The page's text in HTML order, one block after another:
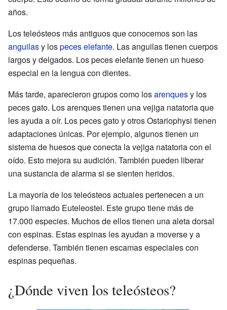
años.
Los teleósteos más antiguos que conocemos son las
anguilasy lospeces elefante. Las anguilas tienen cuerpos
largos y delgados. Los peces elefante tienen un hueso
especial en la lengua con dientes.
Más tarde, aparecieron grupos como losarenquesy los
peces gato. Los arenques tienen una vejiga natatoria que
les ayuda a oír. Los peces gato y otros Ostariophysi tienen
adaptaciones únicas. Por ejemplo, algunos tienen un
sistema de huesos que conecta la vejiga natatoria con el
oído. Esto mejora su audición. También pueden liberar
una sustancia de alarma si se sienten heridos.
La mayoría de los teleósteos actuales pertenecen a un
grupo llamado Euteleostei. Este grupo tiene más de
17.000 especies. Muchos de ellos tienen una aleta dorsal
con espinas. Estas espinas les ayudan a moverse y a
defenderse. También tienen escamas especiales con
espinas pequeñas.
¿Dónde viven los teleósteos?